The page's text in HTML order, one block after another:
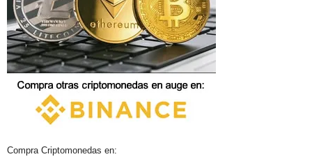
Compra Criptomonedas en: